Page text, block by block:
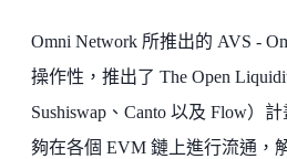
Omni Network 所推出的 AVS -
操作性，推出了 The Open
Sushiswap、Canto 以及 Flow）
夠在各個 EVM 鏈上進行流通，